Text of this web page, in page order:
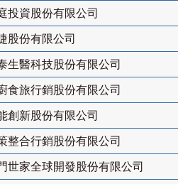
投資股份有限公司
股份有限公司
生醫科技股份有限公司
食旅行銷股份有限公司
創新股份有限公司
整合行銷股份有限公司
世家全球開發股份有限公司